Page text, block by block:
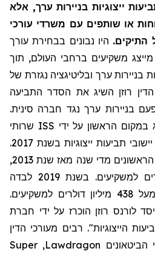
ייצוגיות בניירות ערך, אלא
או שותפים עם משרדי עורכי
התיקים. היו נבונים בבחירת עורך
מייצג משקיעים ברחבי העולם, תוך
בניירות ערך ובליטיגציה נגזרת של
רוזן השיג את הסדר התביעה
בניירות ערך נגד חברה סינית.
במקום הראשון על ידי ISS שרותי
תביעה ייצוגית, בגין מספר יישובי תביעות ייצוגיות בשנת 2017.
המשרד מדורג בין ארבעת הראשונים מדי שנה מאז שנת 2013,
והחזיר מאות מיליוני דולרים למשקיעים. בשנת 2019 לבדה
משרד עורכי הדין החזיר מעל 438 מיליון דולרים למשקיעים.
הייצוגיות". רבים מעורכי הדין
Lawdragon
,
Super